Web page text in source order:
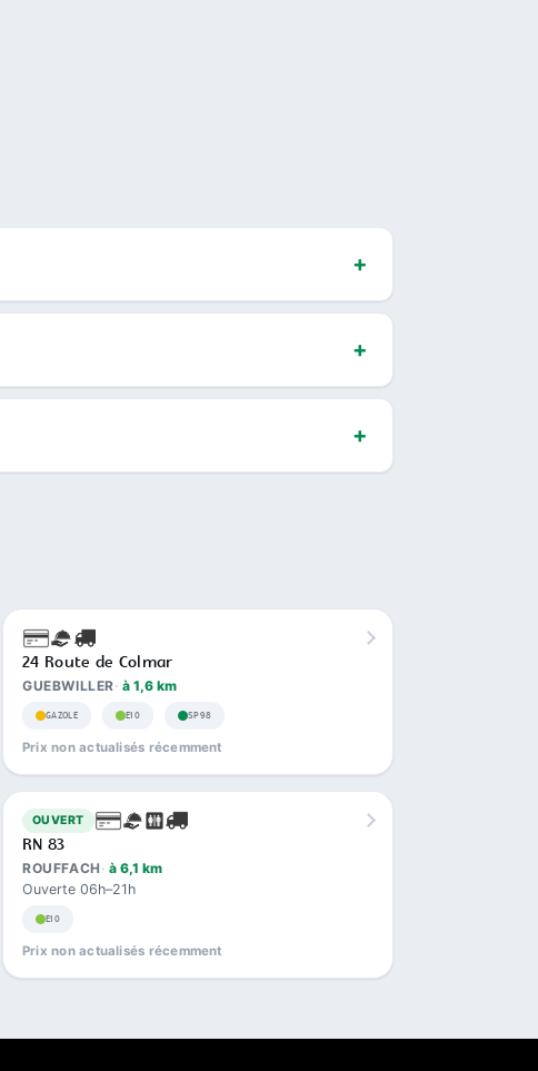
24 Route de Colmar
GUEBWILLER à 1,6 km
GAZOLE E10 SP98
Prix non actualisés récemment
OUVERT
RN 83
ROUFFACH à 6,1 km
Ouverte 06h–21h
E10
Prix non actualisés récemment